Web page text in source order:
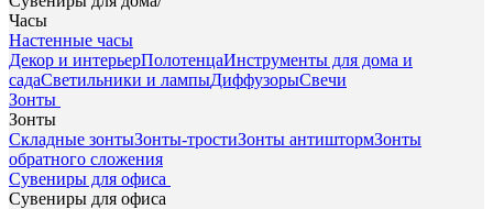
Часы
Настенные часы
Декор и интерьерПолотенцаИнструменты для дома и
садаСветильники и лампыДиффузорыСвечи
Зонты
Зонты
Складные зонтыЗонты-тростиЗонты антиштормЗонты
обратного сложения
Сувениры для офиса
Сувениры для офиса